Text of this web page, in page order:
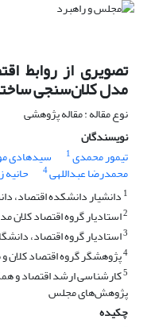
تصویری از روابط
مدل کلان‌سنجی
نوع مقاله : مقاله پژوهشی
نویسندگان
تیمور محمدی1 سیدهادی
محمدرضا عبداللهی4 حانیه
1 دانشیار دانشکده اقتصاد،
2استادیار گروه اقتصاد
3استادیار گروه اقتصاد،
4پژوهشگر گروه اقتصاد
5کارشناسی ارشد اقتصاد و
پژوهش‌های مجلس
چکیده